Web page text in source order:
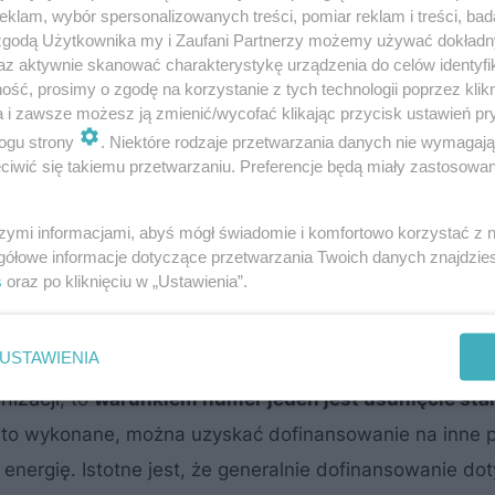
wykorzystania odnawialnych źródeł energii.
do wymiany przestarzałych kotłów na
ciepła, kotły na pelety, albo podłączenie do
wentylacji mechanicznej z odzyskiem ciepła
uzyskać osoby budujące nowy dom oraz te
przez Narodowy Fundusz Ochrony Środowiska i
miejscowo oddziałach wojewódzkich) oraz ulga
, towarunkiem numer jeden jest usunięcie
wykonane, można uzyskać dofinansowanie na inne
Istotne jest, że generalnie dofinansowanie
wybór spersonalizowanych treści, pomiar reklam i treści,
Użytkownika my i Zaufani Partnerzy możemy używać
aktywnie skanować charakterystykę urządzenia do celów
prosimy o zgodę na korzystanie z tych technologii poprzez
i zawsze możesz ją zmienić/wycofać klikając przycisk ustawień
strony
. Niektóre rodzaje przetwarzania danych nie
się takiemu przetwarzaniu. Preferencje będą miały
informacjami, abyś mógł świadomie i komfortowo korzystać z
informacje dotyczące przetwarzania Twoich danych
oraz po kliknięciu w „Ustawienia”.
USTAWIENIA